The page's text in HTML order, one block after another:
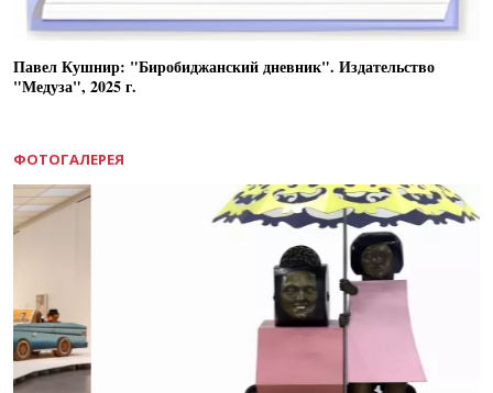
Павел Кушнир: "Биробиджанский дневник". Издательство
"Медуза", 2025 г.
ФОТОГАЛЕРЕЯ